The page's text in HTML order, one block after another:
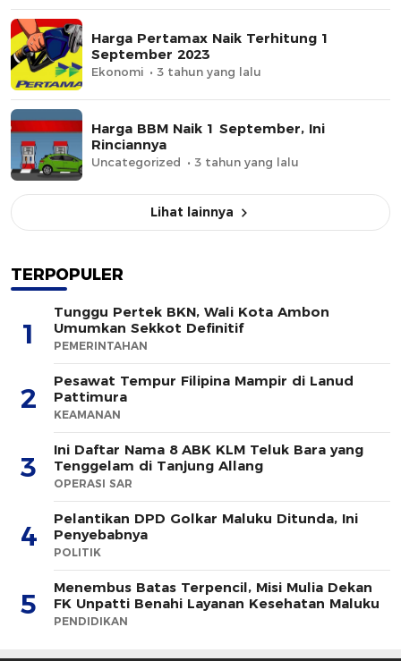
Harga Pertamax Naik Terhitung 1
September 2023
Ekonomi 3 tahun yang lalu
Harga BBM Naik 1 September, Ini
Rinciannya
Uncategorized 3 tahun yang lalu
Lihat lainnya
TERPOPULER
1
Tunggu Pertek BKN, Wali Kota Ambon
Umumkan Sekkot Definitif
PEMERINTAHAN
2
Pesawat Tempur Filipina Mampir di Lanud
Pattimura
KEAMANAN
3
Ini Daftar Nama 8 ABK KLM Teluk Bara yang
Tenggelam di Tanjung Allang
OPERASI SAR
4
Pelantikan DPD Golkar Maluku Ditunda, Ini
Penyebabnya
POLITIK
5
Menembus Batas Terpencil, Misi Mulia Dekan
FK Unpatti Benahi Layanan Kesehatan Maluku
PENDIDIKAN